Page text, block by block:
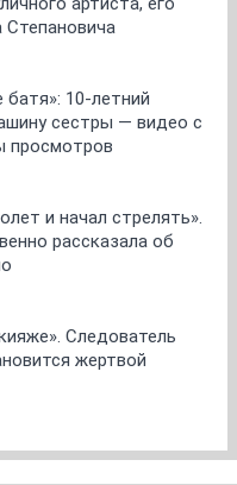
батя»: 10-летний
сестры — видео с
просмотров
и начал стрелять».
рассказала об
Следователь
жертвой